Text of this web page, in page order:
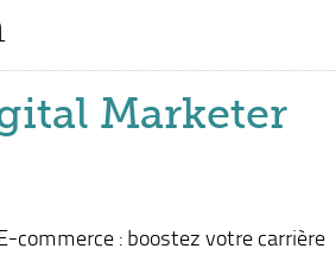
Marketer
commerce : boostez votre carrière